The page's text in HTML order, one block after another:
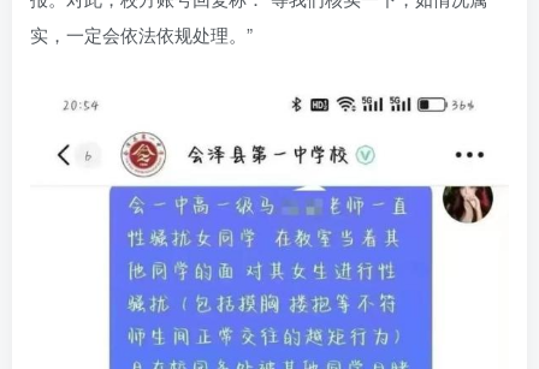
实，一定会依法依规处理。”